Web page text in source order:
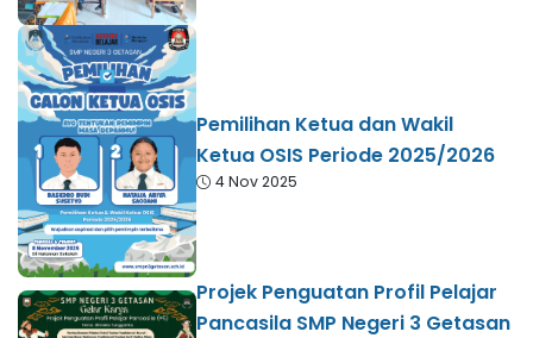
Pemilihan Ketua dan Wakil
Ketua OSIS Periode 2025/2026
4 Nov 2025
Projek Penguatan Profil Pelajar
Pancasila SMP Negeri 3 Getasan